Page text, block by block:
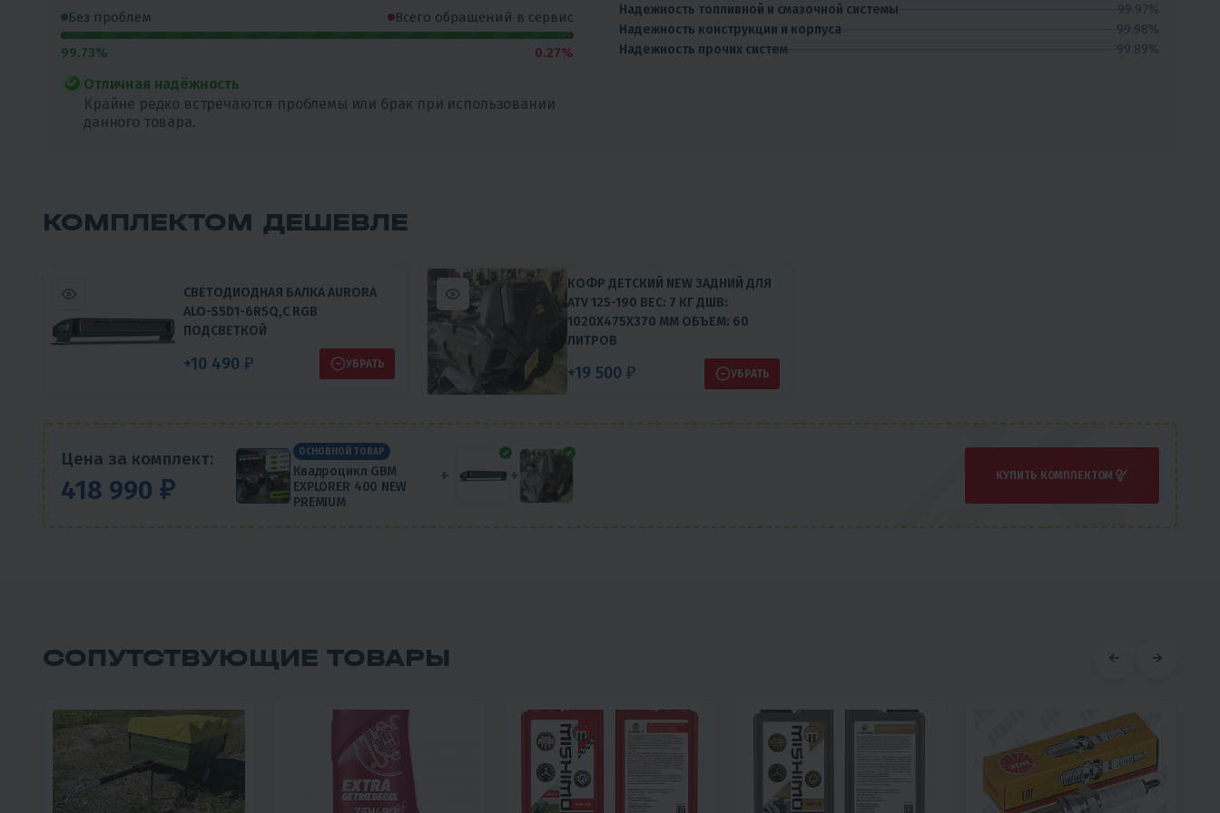
Без проблем Всего обращений в сервис
99.73% 0.27%
Отличная надёжность
Крайне редко встречаются проблемы или брак при использовании
данного товара.
Надежность топливной и смазочной системы
99.97%
Надежность конструкции и корпуса
99.98%
Надежность прочих систем
99.89%
КОМПЛЕКТОМ ДЕШЕВЛЕ
СВЕТОДИОДНАЯ БАЛКА AURORA
ALO-S5D1-6R5Q,С RGB
ПОДСВЕТКОЙ
+10 490 ₽ УБРАТЬ
КОФР ДЕТСКИЙ NEW ЗАДНИЙ ДЛЯ
ATV 125-190 ВЕС: 7 КГ ДШВ:
1020Х475Х370 MM ОБЪЕМ: 60
ЛИТРОВ
+19 500 ₽ УБРАТЬ
Цена за комплект:
418 990 ₽
ОСНОВНОЙ ТОВАР
Квадроцикл GBM
EXPLORER 400 NEW
PREMIUM
+ + КУПИТЬ КОМПЛЕКТОМ
СОПУТСТВУЮЩИЕ ТОВАРЫ